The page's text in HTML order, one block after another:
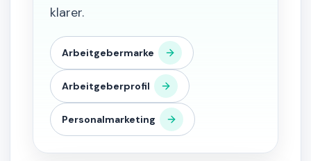
klarer.
Arbeitgebermarke
Arbeitgeberprofil
Personalmarketing